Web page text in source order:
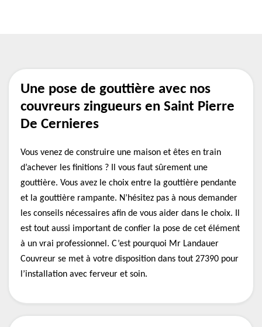
Une pose de gouttière avec nos
couvreurs zingueurs en Saint Pierre
De Cernieres
Vous venez de construire une maison et êtes en train
d’achever les finitions ? Il vous faut sûrement une
gouttière. Vous avez le choix entre la gouttière pendante
et la gouttière rampante. N’hésitez pas à nous demander
les conseils nécessaires afin de vous aider dans le choix. Il
est tout aussi important de confier la pose de cet élément
à un vrai professionnel. C’est pourquoi Mr Landauer
Couvreur se met à votre disposition dans tout 27390 pour
l’installation avec ferveur et soin.